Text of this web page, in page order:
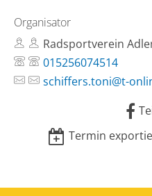
Organisator
Radsportverein
015256074514
schiffers.toni@t-
Termin